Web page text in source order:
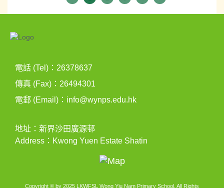
電話 (Tel)：26378637
傳真 (Fax)：26494301
電郵 (Email)： info@wynps.edu.hk
地址：新界沙田廣源邨
Address：Kwong Yuen Estate Shatin
Copyright © by 2025 LKWFSL Wong Yiu Nam Primary School. All Rights